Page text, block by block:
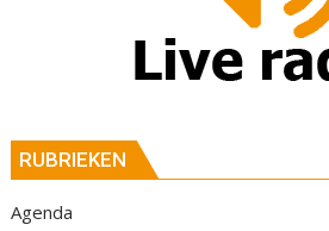
RUBRIEKEN
Agenda